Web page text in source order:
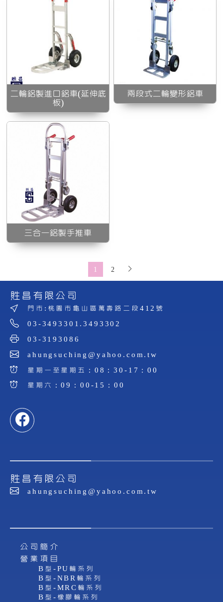
二輪鋁製進口鋁車(延伸底
板)
兩段式二輪變形鋁車
三合一鋁製手推車
1 2
貹昌有限公司
門市:桃園市龜山區萬壽路二段412號
03-3493301.3493302
03-3193086
ahungsuching@yahoo.com.tw
星期一至星期五：08：30-17：00
星期六：09：00-15：00
貹昌有限公司
ahungsuching@yahoo.com.tw
公司簡介
營業項目
B型-PU輪系列
B型-NBR輪系列
B型-MRC輪系列
B型-橡膠輪系列